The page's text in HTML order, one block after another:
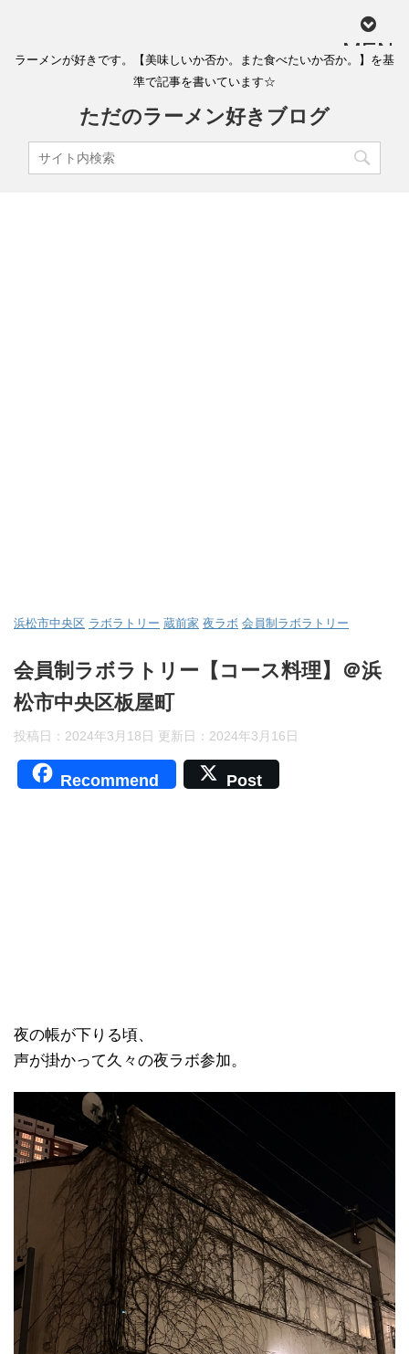
MEN
ラーメンが好きです。【美味しいか否か。また食べたいか否か。】を基
準で記事を書いています☆
ただのラーメン好きブログ
浜松市中央区 ラボラトリー 蔵前家 夜ラボ 会員制ラボラトリー
会員制ラボラトリー【コース料理】＠浜
松市中央区板屋町
投稿日：2024年3月18日 更新日： 2024年3月16日
Recommend Post
夜の帳が下りる頃、
声が掛かって久々の夜ラボ参加。